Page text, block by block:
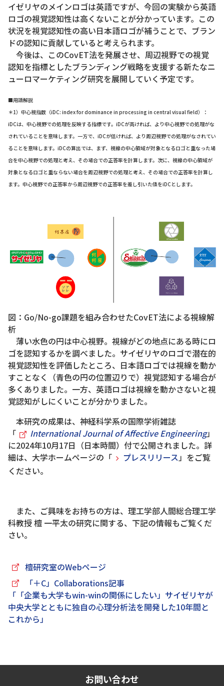
イゼリヤのメインロゴは英語ですが、今回の実験から英語
ロゴの視覚認知性は高くないことが分かっています。この
状況を視覚認知性の高い日本語ロゴが補うことで、ブラン
ドの認知に貢献していると考えられます。
今後は、このCovET法を発展させ、周辺視野での視覚
認知を指標としたブランディング戦略を支援する新たなニ
ューロマーケティング研究を展開していく予定です。
■用語解説
＊1）中心視指数（iDC: index for dominance in processing in central visual field）：
iDCは、中心視野での処理を反映する指標です。iDCが高ければ、より中心視野での処理がな
されていることを意味します。一方で、iDCが低ければ、より周辺視野での処理がなされてい
ることを意味します。iDCの算出では、まず、視線の中心領域が対象となるロゴと重なった場
合を中心視野での処理と考え、その場合での正答率を計算します。次に、視線の中心領域が
対象となるロゴと重ならない場合を周辺視野での処理と考え、その場合での正答率を計算し
ます。中心視野での正答率から周辺視野での正答率を差し引いた値をiDCとします。
図：Go/No-go課題を組み合わせたCovET法による視線解
析
薄い水色の円は中心視野。視線がどの地点にある時にロ
ゴを認知するかを調べました。サイゼリヤのロゴで潜在的
視覚認知性を評価したところ、日本語ロゴでは視線を動か
すことなく（青色の円の位置辺りで）視覚認知する場合が
多くありました。一方、英語ロゴは視線を動かさないと視
覚認知がしにくいことが分かりました。
本研究の成果は、神経科学系の国際学術雑誌
「
International Journal of Affective Engineering」
に2024年10月17日（日本時間）付で公開されました。詳
細は、大学ホームページの「
プレスリリース」をご覧
ください。
また、ご興味をお持ちの方は、理工学部人間総合理工学
科教授 檀 一平太の研究に関する、下記の情報もご覧くだ
さい。
檀研究室のWebページ
「＋C」Collaborations記事
「「企業も大学もwin-winの関係にしたい」サイゼリヤが
中央大学とともに独自の心理分析法を開発した10年間と
これから」
お問い合わせ